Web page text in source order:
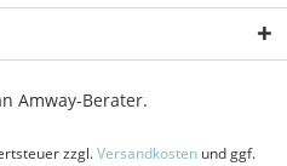
Amway-Berater.
zzgl.Versandkosten und ggf.